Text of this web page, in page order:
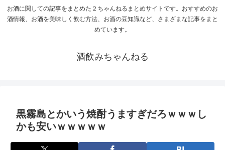
お酒に関しての記事をまとめた２ちゃんねるまとめサイトです。おすすめのお
酒情報、お酒を美味しく飲む方法、お酒の豆知識など、さまざまな記事をまと
めています。
酒飲みちゃんねる
黒霧島とかいう焼酎うますぎだろｗｗｗし
かも安いｗｗｗｗｗ